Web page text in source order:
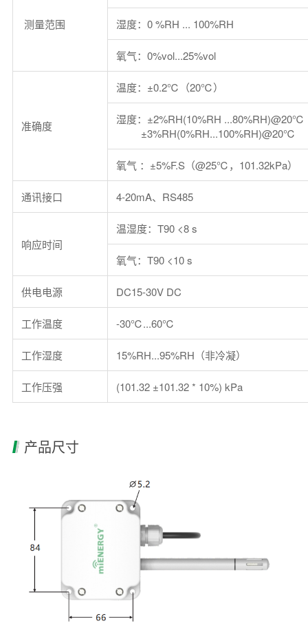
测量范围 湿度：0 %RH ... 100%RH
氧气：0%vol...25%vol
准确度
温度：±0.2℃（20℃）
湿度：±2%RH(10%RH ...80%RH)@20℃
±3%RH(0%RH...100%RH)@20℃
氧气 ：±5%F.S（@25℃，101.32kPa）
通讯接口 4-20mA、RS485
响应时间
温湿度：T90 <8 s
氧气：T90 <10 s
供电电源 DC15-30V DC
工作温度 -30℃...60℃
工作湿度 15%RH...95%RH（非冷凝）
工作压强 (101.32 ±101.32 * 10%) kPa
产品尺寸